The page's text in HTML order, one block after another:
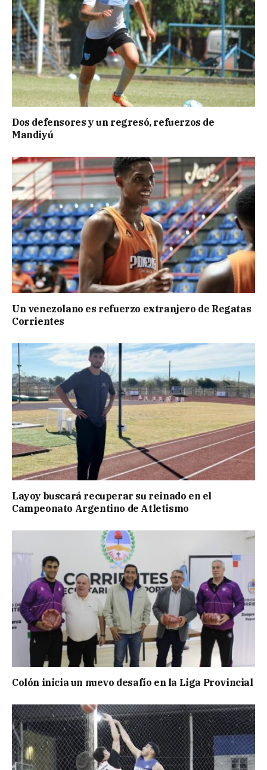
Dos defensores y un regresó, refuerzos de
Mandiyú
Un venezolano es refuerzo extranjero de Regatas
Corrientes
Layoy buscará recuperar su reinado en el
Campeonato Argentino de Atletismo
Colón inicia un nuevo desafío en la Liga Provincial